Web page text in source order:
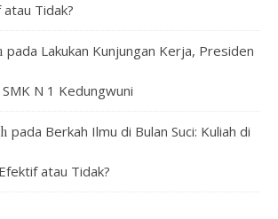
Tidak?
pada Lakukan Kunjungan Kerja, Presiden
N 1 Kedungwuni
pada Berkah Ilmu di Bulan Suci: Kuliah di
atau Tidak?